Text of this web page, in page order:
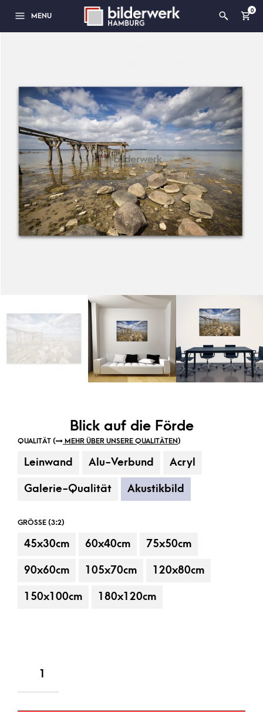
MENU
0
Blick auf die Förde
QUALITÄT ( MEHR ÜBER UNSERE QUALITÄTEN)
Leinwand Alu-Verbund Acryl
Galerie-Qualität Akustikbild
GRÖSSE (3:2)
45x30cm 60x40cm 75x50cm
90x60cm 105x70cm 120x80cm
150x100cm 180x120cm